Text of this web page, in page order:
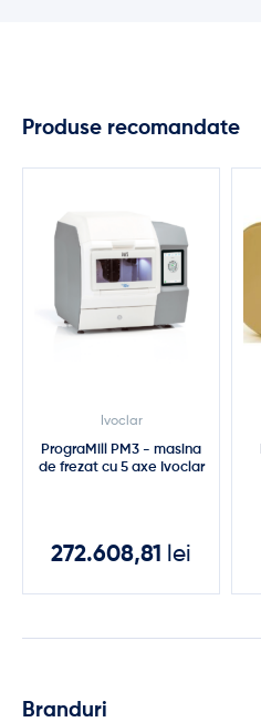
Produse recomandate
Ivoclar
PrograMill PM3 - masina
de frezat cu 5 axe Ivoclar
272.608,81 lei
Branduri